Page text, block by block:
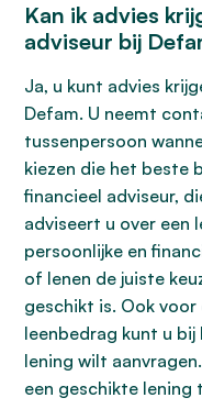
Kan ik advies
adviseur bij
Ja, u kunt advies
Defam. U neemt
tussenpersoon
kiezen die het beste
financieel adviseur,
adviseert u over een
persoonlijke en
of lenen de juiste
geschikt is. Ook
leenbedrag kunt u
lening wilt
een geschikte lening